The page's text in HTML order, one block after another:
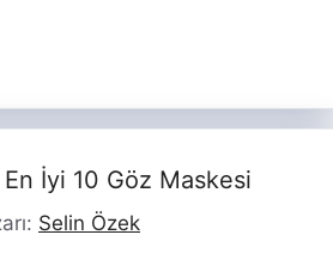
İyi 10 Göz Maskesi
Selin Özek